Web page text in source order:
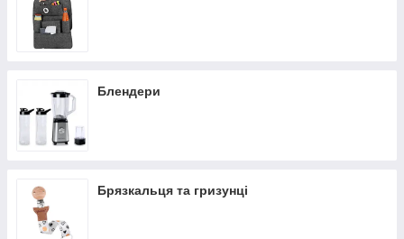
Блендери
Брязкальця та гризунці